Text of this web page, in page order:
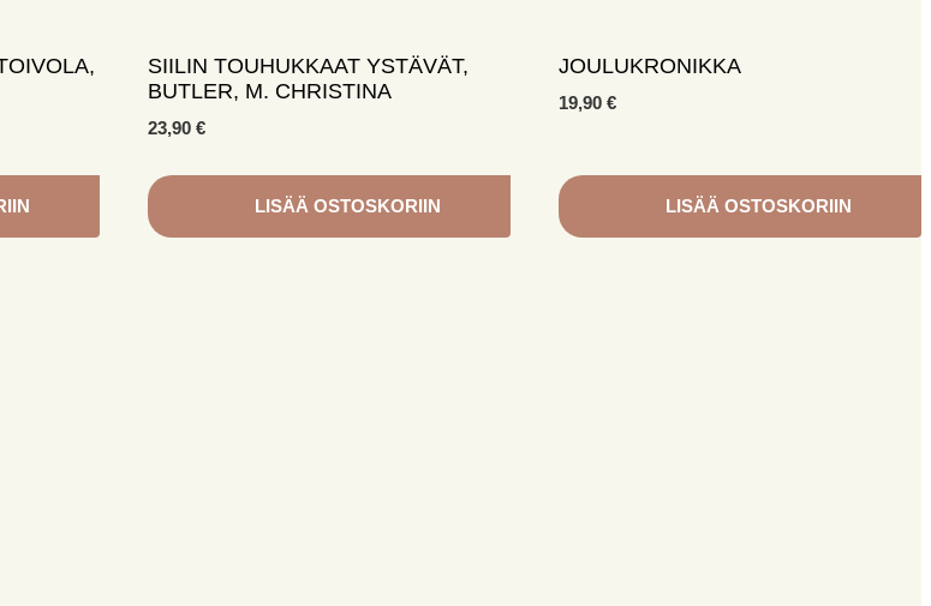
SIILIN TOUHUKKAAT YSTÄVÄT,
BUTLER, M. CHRISTINA
23,90 €
LISÄÄ OSTOSKORIIN
JOULUKRONIKKA
19,90 €
LISÄÄ OSTOSKORIIN